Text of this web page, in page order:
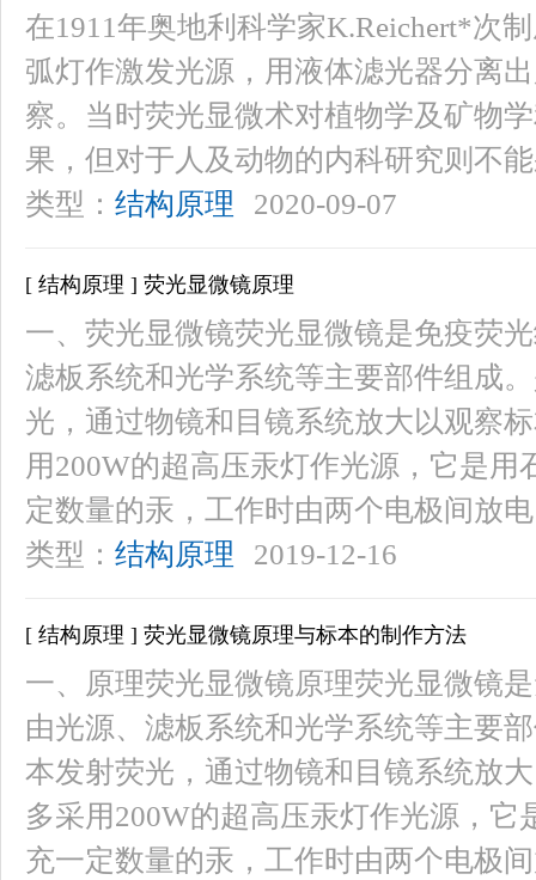
在1911年奥地利科学家K.Reichert*次
弧灯作激发光源，用液体滤光器分离
察。当时荧光显微术对植物学及矿物
果，但对于人及动物的内科研究则不
类型： 结构原理 2020-09-07
[ 结构原理 ] 荧光显微镜原理
一、荧光显微镜荧光显微镜是免疫荧
滤板系统和光学系统等主要部件组成
光，通过物镜和目镜系统放大以观察
用200W的超高压汞灯作光源，它是
定数量的汞，工作时由两个电极间放
类型： 结构原理 2019-12-16
[ 结构原理 ] 荧光显微镜原理与标本的制作方法
一、原理荧光显微镜原理荧光显微镜
由光源、滤板系统和光学系统等主要
本发射荧光，通过物镜和目镜系统放
多采用200W的超高压汞灯作光源，
充一定数量的汞，工作时由两个电极